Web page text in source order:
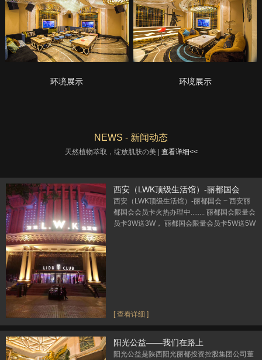
环境展示 环境展示
NEWS - 新闻动态
天然植物萃取，绽放肌肤の美 | 查看详细<<
西安（LWK顶级生活馆）-丽都国会
西安（LWK顶级生活馆）-丽都国会 ~ 西安丽
都国会会员卡火热办理中........ 丽都国会限量会
员卡3W送3W， 丽都国会限量会员卡5W送5W
[ 查看详细 ]
阳光公益——我们在路上
阳光公益是陕西阳光丽都投资控股集团公司董